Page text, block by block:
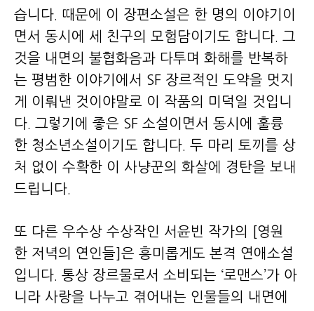
습니다. 때문에 이 장편소설은 한 명의 이야기이
면서 동시에 세 친구의 모험담이기도 합니다. 그
것을 내면의 불협화음과 다투며 화해를 반복하
는 평범한 이야기에서 SF 장르적인 도약을 멋지
게 이뤄낸 것이야말로 이 작품의 미덕일 것입니
다. 그렇기에 좋은 SF 소설이면서 동시에 훌륭
한 청소년소설이기도 합니다. 두 마리 토끼를 상
처 없이 수확한 이 사냥꾼의 화살에 경탄을 보내
드립니다.
또 다른 우수상 수상작인 서윤빈 작가의 [영원
한 저녁의 연인들]은 흥미롭게도 본격 연애소설
입니다. 통상 장르물로서 소비되는 ‘로맨스’가 아
니라 사랑을 나누고 겪어내는 인물들의 내면에